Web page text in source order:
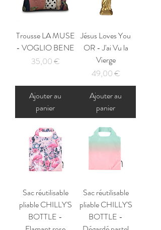
Trousse LA MUSE
- VOGLIO BENE
Prix
35,00 €
Ajouter au
panier
Jésus Loves You
OR - J'ai Vu la
Vierge
Prix
49,00 €
Ajouter au
panier
Sac réutilisable
pliable CHILLY'S
BOTTLE -
Sac réutilisable
pliable CHILLY'S
BOTTLE -